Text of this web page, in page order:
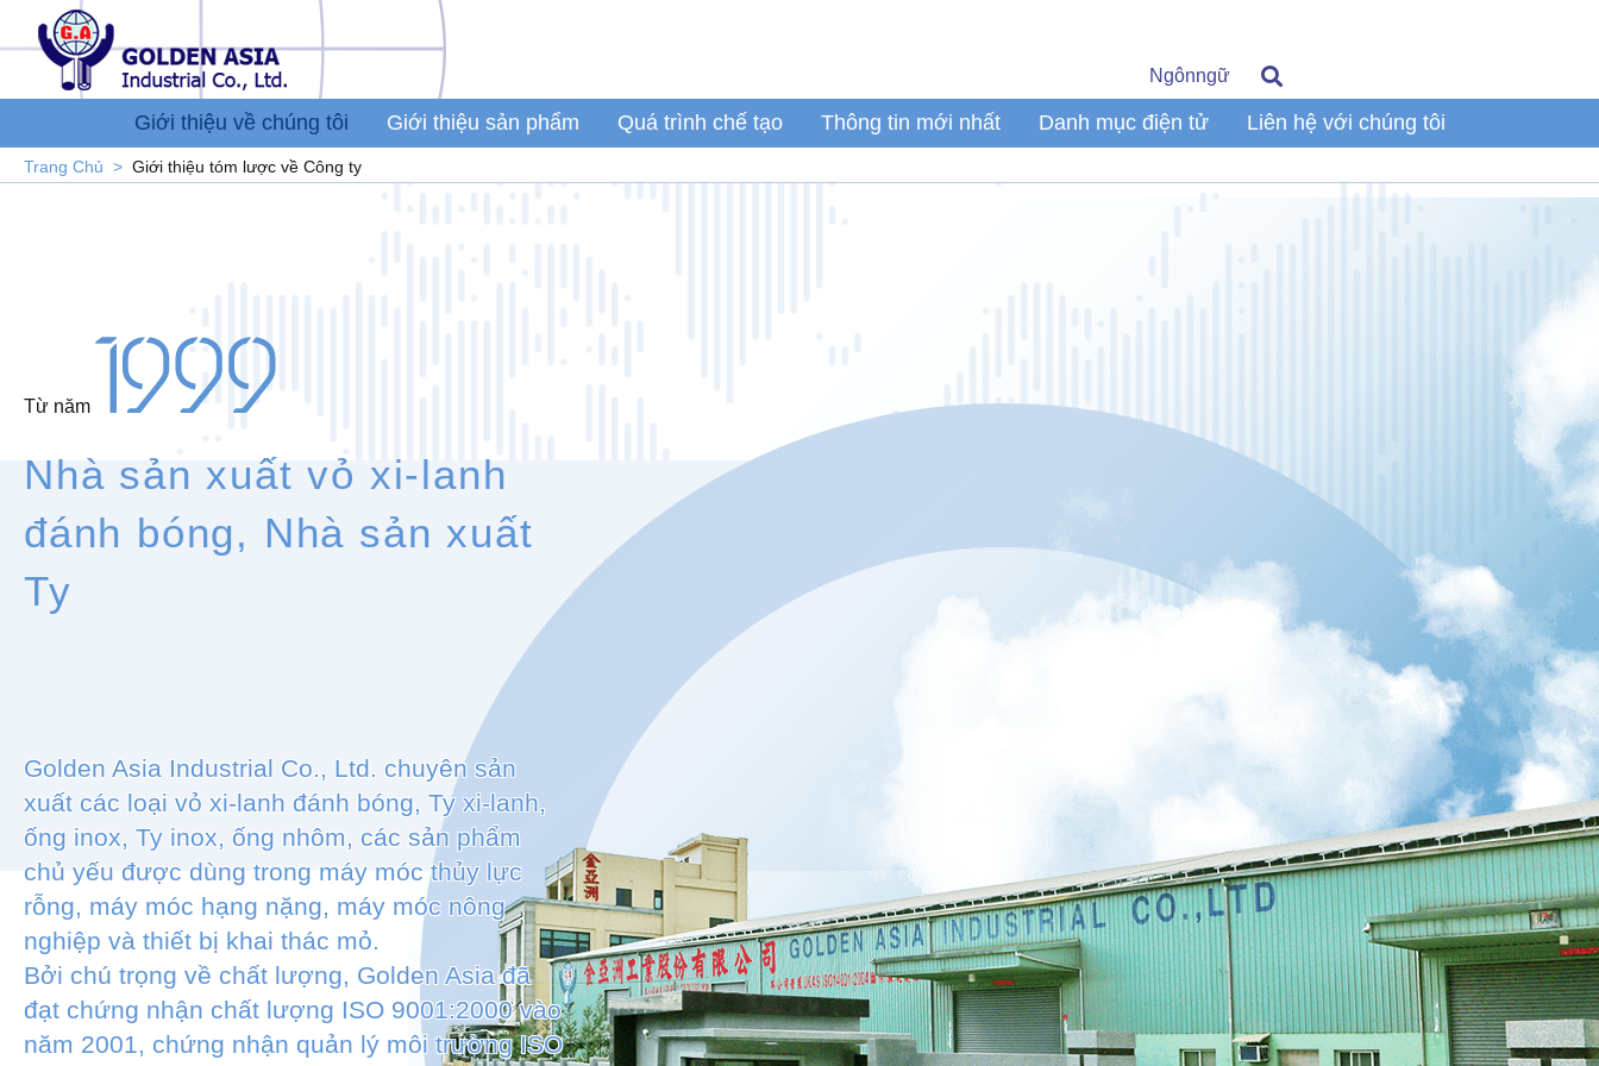
Ngônngữ
Giới thiệu về chúng tôi Giới thiệu sản phẩm Quá trình chế tạo Thông tin mới nhất Danh mục điện tử Liên hệ với chúng tôi
Trang Chủ Giới thiệu tóm lược về Công ty
Từ năm
Nhà sản xuất vỏ xi-lanh
đánh bóng, Nhà sản xuất
Ty
Golden Asia Industrial Co., Ltd. chuyên sản
xuất các loại vỏ xi-lanh đánh bóng, Ty xi-lanh,
ống inox, Ty inox, ống nhôm, các sản phẩm
chủ yếu được dùng trong máy móc thủy lực
rỗng, máy móc hạng nặng, máy móc nông
nghiệp và thiết bị khai thác mỏ.
Bởi chú trọng về chất lượng, Golden Asia đã
đạt chứng nhận chất lượng ISO 9001:2000 vào
năm 2001, chứng nhận quản lý môi trường ISO